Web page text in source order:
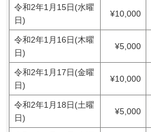
令和2年1月15日(水曜
日)
¥10,000
令和2年1月16日(木曜
日)
¥5,000
令和2年1月17日(金曜
日)
¥10,000
令和2年1月18日(土曜
日)
¥5,000